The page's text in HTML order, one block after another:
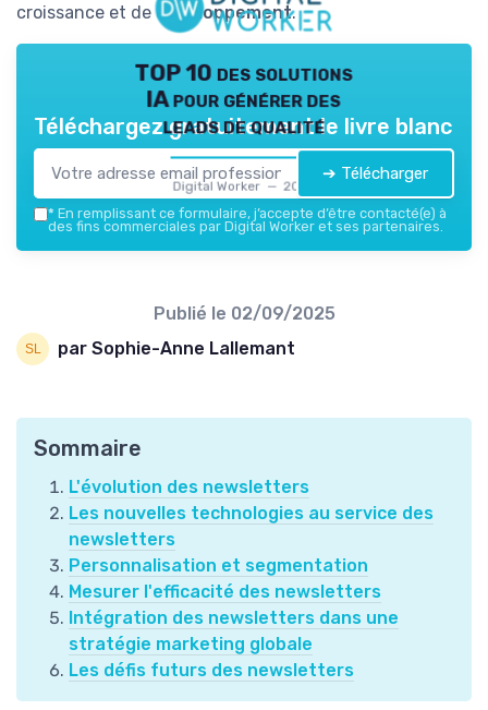
croissance et dedéveloppement.
TOP 10 des solutions
IA pour générer des
leads de qualité
Digital Worker — 2026
Téléchargez gratuitement le livre blanc
➔ Télécharger
* En remplissant ce formulaire, j’accepte d’être contacté(e) à
des fins commerciales par Digital Worker et ses partenaires.
Publié le 02/09/2025
par Sophie-Anne Lallemant
Sommaire
L'évolution des newsletters
Les nouvelles technologies au service des
newsletters
Personnalisation et segmentation
Mesurer l'efficacité des newsletters
Intégration des newsletters dans une
stratégie marketing globale
Les défis futurs des newsletters